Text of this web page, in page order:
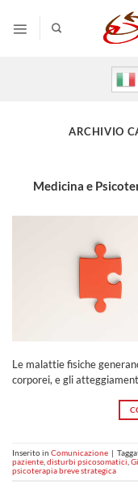
contenuti
ARCHIVIO
Medicina e
Le malattie fisiche
corporei, e gli
Inserito in Comunicazione |
paziente disturbi psicosomatici
psicoterapia breve strategica